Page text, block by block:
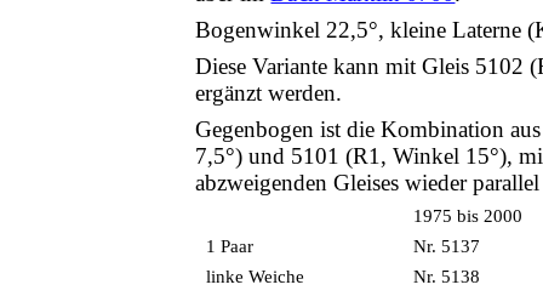
Bogenwinkel 22,5°, kleine Laterne
Diese Variante kann mit Gleis 5102
ergänzt werden.
Gegenbogen ist die Kombination
7,5°) und 5101 (R1, Winkel 15°),
abzweigenden Gleises wieder
1975 bis 2000
1 Paar
Nr. 5137
linke Weiche
Nr. 5138